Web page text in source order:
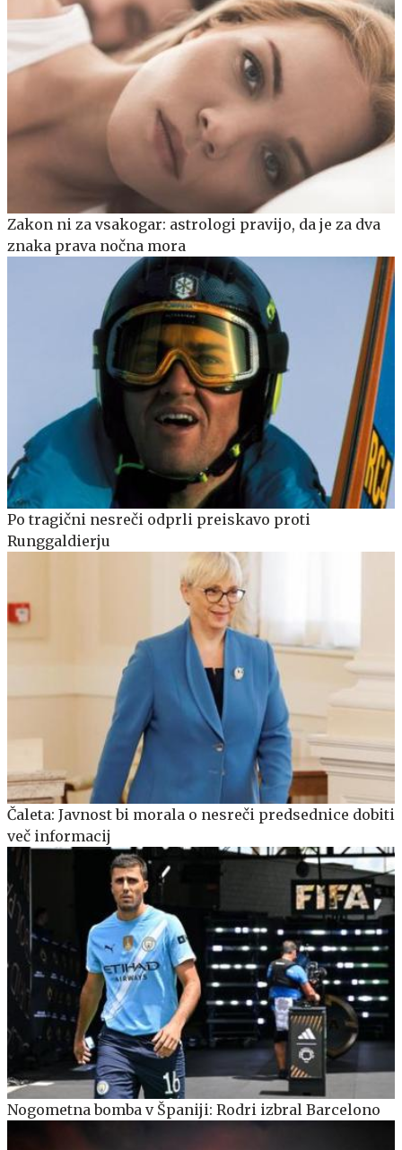
Zakon ni za vsakogar: astrologi pravijo, da je za dva
znaka prava nočna mora
Po tragični nesreči odprli preiskavo proti
Runggaldierju
Čaleta: Javnost bi morala o nesreči predsednice dobiti
več informacij
Nogometna bomba v Španiji: Rodri izbral Barcelono